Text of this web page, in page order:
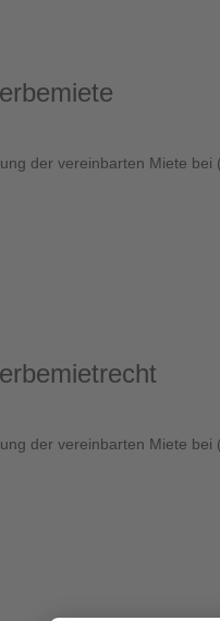
der vereinbarten Miete
der vereinbarten Miete